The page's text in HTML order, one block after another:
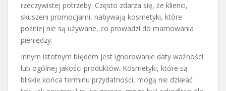
rzeczywistej potrzeby. Często zdarza się, że klienci,
skuszeni promocjami, nabywają kosmetyki, które
później nie są używane, co prowadzi do marnowania
pieniędzy.
Innym istotnym błędem jest ignorowanie daty ważności
lub ogólnej jakości produktów. Kosmetyki, które są
bliskie końca terminu przydatności, mogą nie działać